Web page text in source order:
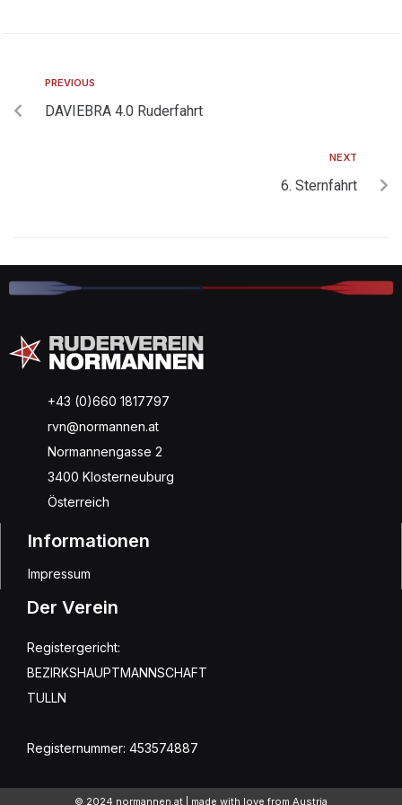
PREVIOUS
DAVIEBRA 4.0 Ruderfahrt
NEXT
6. Sternfahrt
+43 (0)660 1817797
rvn@normannen.at
Normannengasse 2
3400 Klosterneuburg
Österreich
Informationen
Impressum
Der Verein
Registergericht:
BEZIRKSHAUPTMANNSCHAFT
TULLN
Registernummer: 453574887
© 2024 normannen.at | made with love from Austria